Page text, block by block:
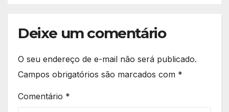
Deixe um comentário
O seu endereço de e-mail não será publicado.
Campos obrigatórios são marcados com *
Comentário *